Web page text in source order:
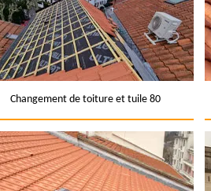
Changement de toiture et tuile 80